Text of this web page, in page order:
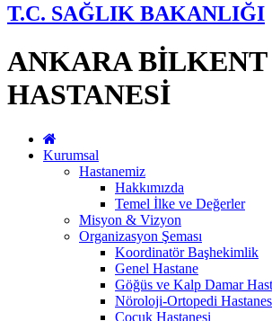
T.C. SAĞLIK BAKANLIĞI
ANKARA BİLKENT
HASTANESİ
Kurumsal
Hastanemiz
Hakkımızda
Temel İlke ve Değerler
Misyon & Vizyon
Organizasyon Şeması
Koordinatör Başhekimlik
Genel Hastane
Göğüs ve Kalp Damar
Nöroloji-Ortopedi
Çocuk Hastanesi